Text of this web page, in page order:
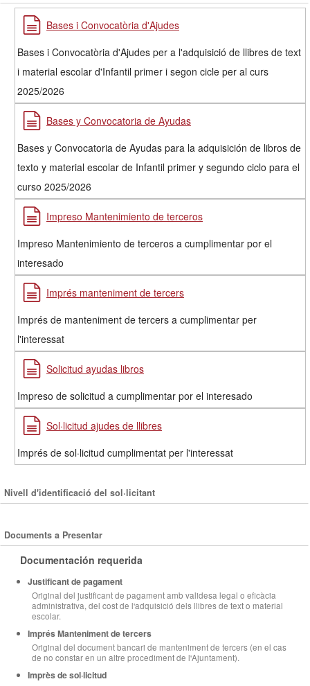
Bases i Convocatòria d'Ajudes
Bases i Convocatòria d'Ajudes per a l'adquisició de llibres de text
i material escolar d'Infantil primer i segon cicle per al curs
2025/2026
Bases y Convocatoria de Ayudas
Bases y Convocatoria de Ayudas para la adquisición de libros de
texto y material escolar de Infantil primer y segundo ciclo para el
curso 2025/2026
Impreso Mantenimiento de terceros
Impreso Mantenimiento de terceros a cumplimentar por el
interesado
Imprés manteniment de tercers
Imprés de manteniment de tercers a cumplimentar per
l'interessat
Solicitud ayudas libros
Impreso de solicitud a cumplimentar por el interesado
Sol·licitud ajudes de llibres
Imprés de sol·licitud cumplimentat per l'interessat
Nivell d'identificació del sol·licitant
Documents a Presentar
Documentación requerida
Justificant de pagament
Original del justificant de pagament amb validesa legal o eficàcia
administrativa, del cost de l'adquisició dels llibres de text o material
escolar.
Imprés Manteniment de tercers
Original del document bancari de manteniment de tercers (en el cas
de no constar en un altre procediment de l'Ajuntament).
Imprès de sol·licitud